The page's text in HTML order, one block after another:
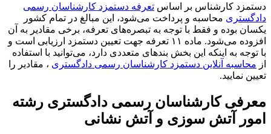
دستمزد کارشناس بر اساس تعرفه دستمزد کارشناسان رسمی
دادگستری محاسبه و پرداخت می‌شود، این مبالغ در تمام کشور
یکسان بوده و فقط با توجه به تبصره‌های تعرفه، برخی مقادیر به آن
افزوده می‌شود. ماده ۱۱ تعرفه جهت تعیین دستمزد ارزیابی است و
با توجه به اینکه این بخش بندهای متعددی دارد، می‌توانید با استفاده
از محاسبه آنلاین دستمزد کارشناسان رسمی دادگستری ، مقادیر را
تعیین نمایید.
معرفی کارشناسان رسمی دادگستری رشته
امور آتش سوزی و آتش نشانی